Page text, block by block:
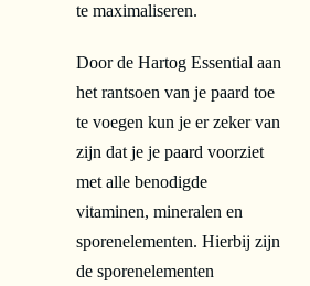
te maximaliseren.
Door de Hartog Essential aan
het rantsoen van je paard toe
te voegen kun je er zeker van
zijn dat je je paard voorziet
met alle benodigde
vitaminen, mineralen en
sporenelementen. Hierbij zijn
de sporenelementen